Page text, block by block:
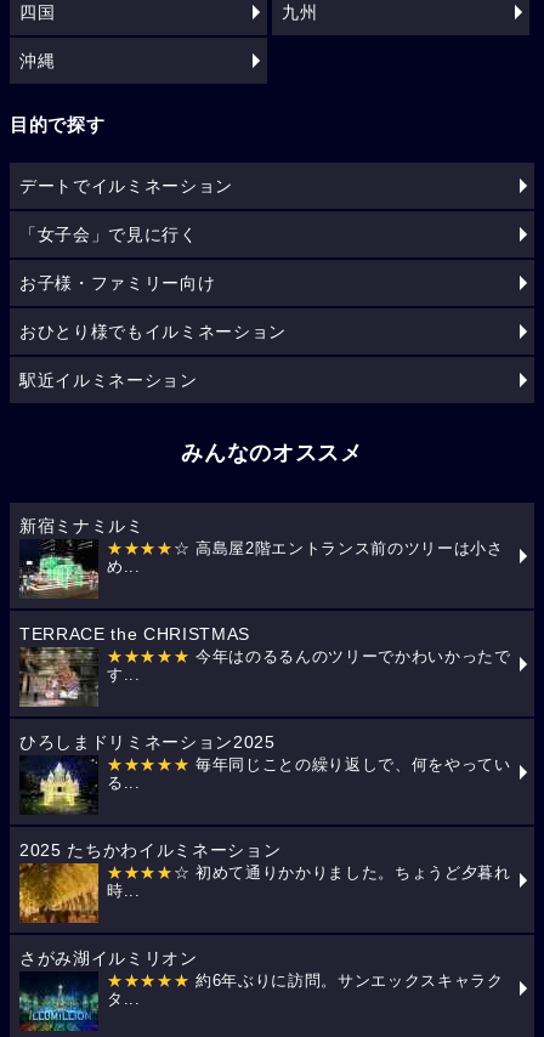
四国 九州
沖縄
目的で探す
デートでイルミネーション
「女子会」で見に行く
お子様・ファミリー向け
おひとり様でもイルミネーション
駅近イルミネーション
みんなのオススメ
新宿ミナミルミ
★★★★ ☆ 高島屋2階エントランス前のツリーは小さ
め...
TERRACE the CHRISTMAS
★★★★★ 今年はのるるんのツリーでかわいかったで
す...
ひろしまドリミネーション2025
★★★★★ 毎年同じことの繰り返しで、何をやってい
る...
2025 たちかわイルミネーション
★★★★ ☆ 初めて通りかかりました。ちょうど夕暮れ
時...
さがみ湖イルミリオン
★★★★★ 約6年ぶりに訪問。サンエックスキャラク
タ...